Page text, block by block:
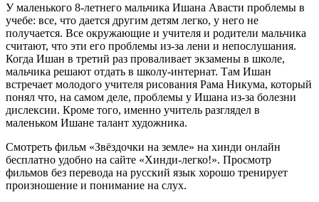
У маленького 8-летнего мальчика Ишана Авасти проблемы в
учебе: все, что дается другим детям легко, у него не
получается. Все окружающие и учителя и родители мальчика
считают, что эти его проблемы из-за лени и непослушания.
Когда Ишан в третий раз проваливает экзамены в школе,
мальчика решают отдать в школу-интернат. Там Ишан
встречает молодого учителя рисования Рама Никума, который
понял что, на самом деле, проблемы у Ишана из-за болезни
дислексии. Кроме того, именно учитель разглядел в
маленьком Ишане талант художника.
Смотреть фильм «Звёздочки на земле» на хинди онлайн
бесплатно удобно на сайте «Хинди-легко!». Просмотр
фильмов без перевода на русский язык хорошо тренирует
произношение и понимание на слух.